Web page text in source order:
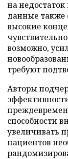
на
данные также
высокие
возможно,
требуют
Авторы
способности
увеличивать
пациентов